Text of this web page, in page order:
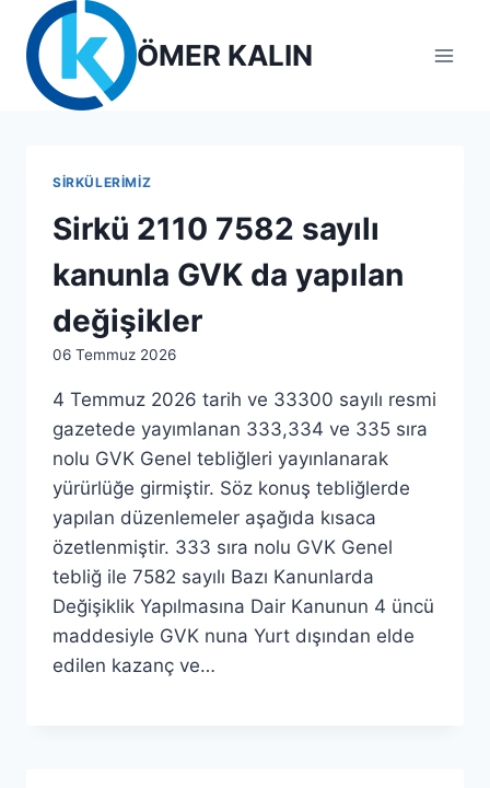
content
ÖMER KALIN
SIRKÜLERIMIZ
Sirkü 2110 7582 sayılı
kanunla GVK da yapılan
değişikler
By
06 Temmuz 2026
4 Temmuz 2026 tarih ve 33300 sayılı resmi
gazetede yayımlanan 333,334 ve 335 sıra
nolu GVK Genel tebliğleri yayınlanarak
yürürlüğe girmiştir. Söz konuş tebliğlerde
yapılan düzenlemeler aşağıda kısaca
özetlenmiştir. 333 sıra nolu GVK Genel
tebliğ ile 7582 sayılı Bazı Kanunlarda
Değişiklik Yapılmasına Dair Kanunun 4 üncü
maddesiyle GVK nuna Yurt dışından elde
edilen kazanç ve…